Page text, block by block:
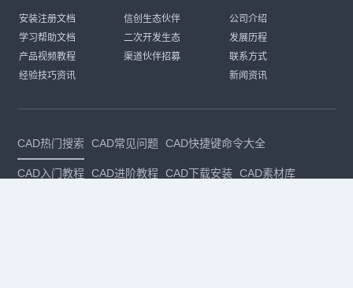
安装注册文档
学习帮助文档
产品视频教程
经验技巧资讯
信创生态伙伴
二次开发生态
渠道伙伴招募
公司介绍
发展历程
联系方式
新闻资讯
CAD热门搜索 CAD常见问题 CAD快捷键命令大全
CAD入门教程 CAD进阶教程 CAD下载安装 CAD素材库